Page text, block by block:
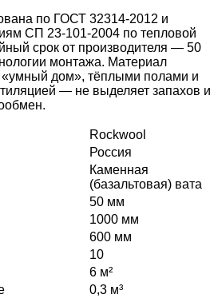
по ГОСТ 32314-2012 и
СП 23-101-2004 по тепловой
срок от производителя — 50
монтажа. Материал
дом», тёплыми полами и
— не выделяет запахов и
Rockwool
Россия
Каменная
(базальтовая) вата
50 мм
1000 мм
600 мм
10
6 м²
0,3 м³